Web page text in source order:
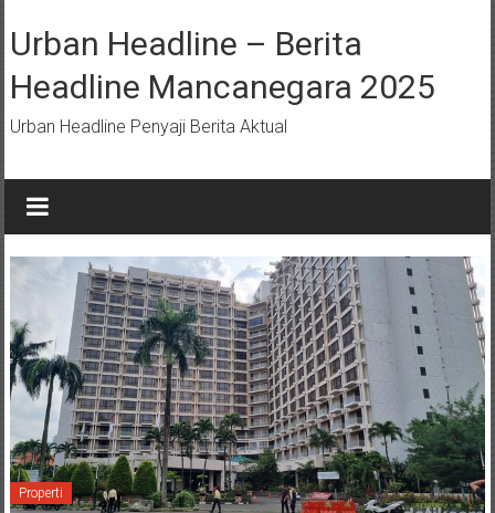
ke
konten
Urban Headline – Berita
Headline Mancanegara 2025
Urban Headline Penyaji Berita Aktual
Properti